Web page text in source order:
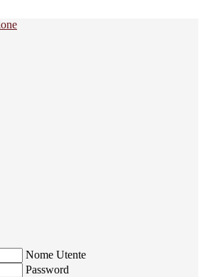
Nome Utente
Password